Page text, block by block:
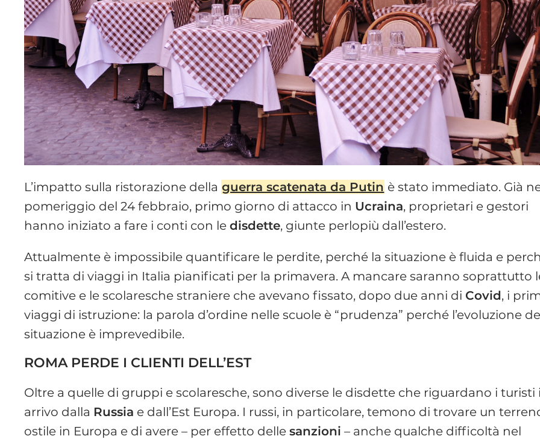
L’impatto sulla ristorazione della guerra scatenata da Putin è stato immediato. Già
pomeriggio del 24 febbraio, primo giorno di attacco in Ucraina, proprietari e gestori
hanno iniziato a fare i conti con ledisdette, giunte perlopiù dall’estero.
Attualmente è impossibile quantificare le perdite, perché la situazione è fluida e
si tratta di viaggi in Italia pianificati per la primavera. A mancare saranno soprattutto
comitive e le scolaresche straniere che avevano fissato, dopo due anni di Covid, i
viaggi di istruzione: la parola d’ordine nelle scuole è “prudenza” perché l’evoluzione
situazione è imprevedibile.
ROMA PERDE I CLIENTI DELL’EST
Oltre a quelle di gruppi e scolaresche, sono diverse le disdette che riguardano i turisti
arrivo dalla Russia e dall’Est Europa. I russi, in particolare, temono di trovare un
ostile in Europa e di avere – per effetto dellesanzioni – anche qualche difficoltà nel